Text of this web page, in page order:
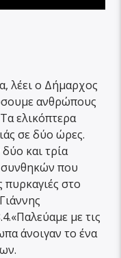
λέει ο Δήμαρχος
ανθρώπους
ελικόπτερα
σε δύο ώρες.
και τρία
συνθηκών που
πυρκαγιές στο
με τις
άνοιγαν το ένα